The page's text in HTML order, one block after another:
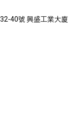
40號 興盛工業大廈